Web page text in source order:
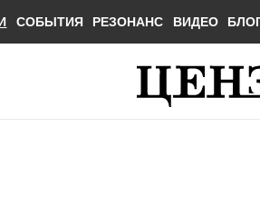
СОБЫТИЯ РЕЗОНАНС ВИДЕО